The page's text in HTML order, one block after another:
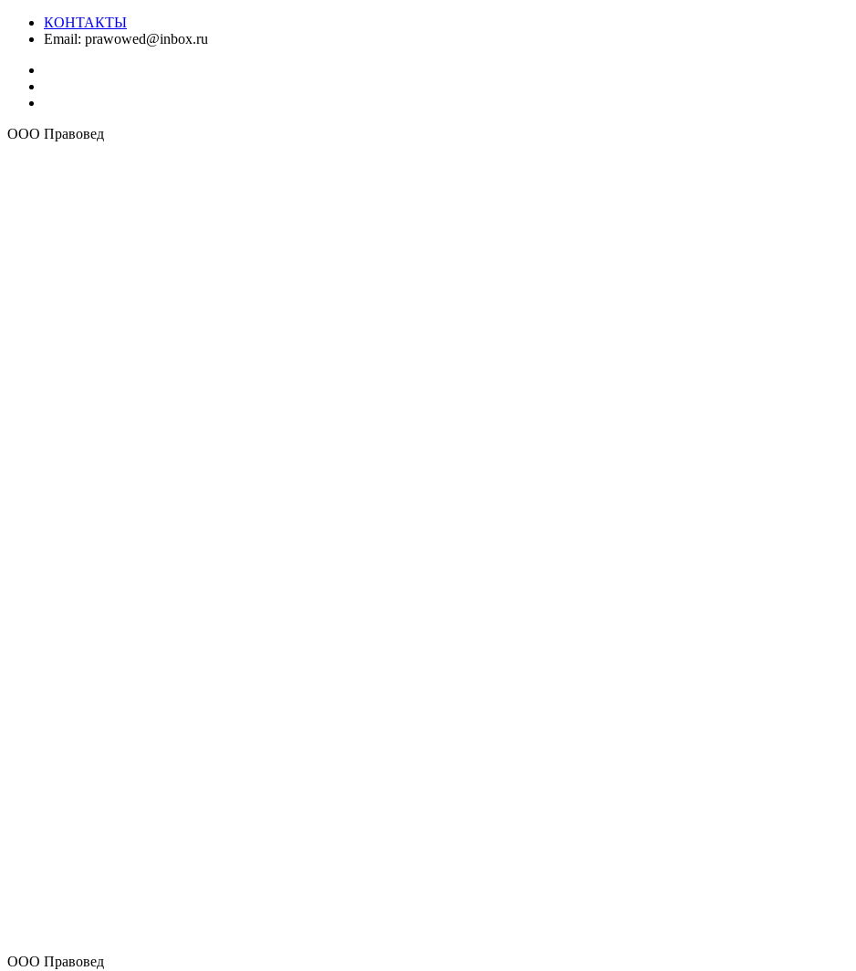
КОНТАКТЫ
Email: prawowed@inbox.ru
ООО Правовед
ООО Правовед